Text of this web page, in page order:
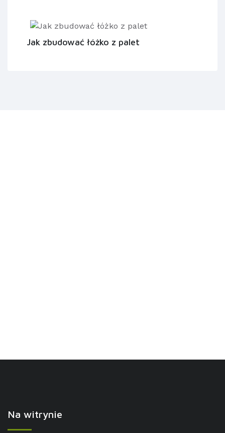
Jak zbudować łóżko z palet
Na witrynie